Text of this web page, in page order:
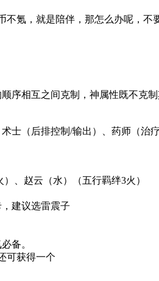
不氪，就是陪伴 ，那怎么办呢，不
顺序相互之间克制， 神属性既不克
士（后排控制/输出）、药师（治疗
赵云（水） （五行羁绊3火 ）
建议选雷震子
备。
可获得一个